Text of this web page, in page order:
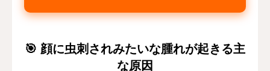
🎯 顔に虫刺されみたいな腫れが起きる主
な原因